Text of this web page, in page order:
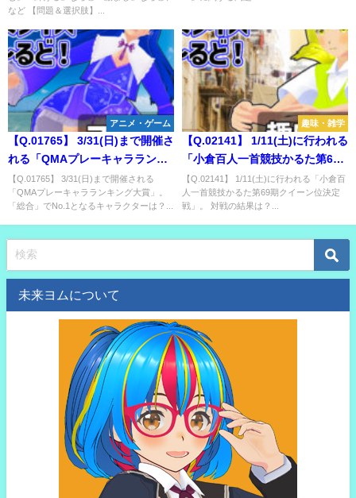
単語は？
など 【問題＆選択肢】...
アニメ・ゲーム
【Q.01765】 3/31(日)まで開催さ
れる「QMAプレーキャラランキ
ング大賞」。 「総合」でNo.1と
なるキャラクターは？
【Q.01765】 3/31(日)まで開催される
「QMAプレーキャラランキング大賞」。
「総合」でNo.1となるキャラクターは？...
趣味・雑学
【Q.02141】 1/11(土)に行われる
「小倉百人一首競技かるた第69
期クイーン位決定戦」。 対戦の
結果は？
【Q.02141】 1/11(土)に行われる「小倉百
人一首競技かるた第69期クイーン位決定
戦」。 対戦の結果は？...
未来ヨムについて